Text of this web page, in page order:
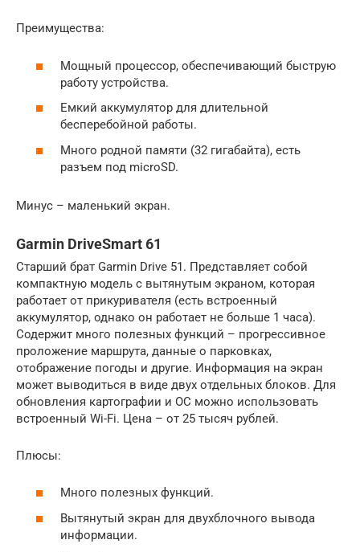
Преимущества:
Мощный процессор, обеспечивающий быструю
работу устройства.
Емкий аккумулятор для длительной
бесперебойной работы.
Много родной памяти (32 гигабайта), есть
разъем под microSD.
Минус – маленький экран.
Garmin DriveSmart 61
Старший брат Garmin Drive 51. Представляет собой
компактную модель с вытянутым экраном, которая
работает от прикуривателя (есть встроенный
аккумулятор, однако он работает не больше 1 часа).
Содержит много полезных функций – прогрессивное
проложение маршрута, данные о парковках,
отображение погоды и другие. Информация на экран
может выводиться в виде двух отдельных блоков. Для
обновления картографии и ОС можно использовать
встроенный Wi-Fi. Цена – от 25 тысяч рублей.
Плюсы:
Много полезных функций.
Вытянутый экран для двухблочного вывода
информации.